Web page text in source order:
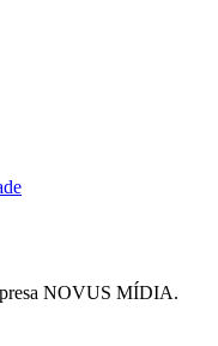
NOVUS MÍDIA.